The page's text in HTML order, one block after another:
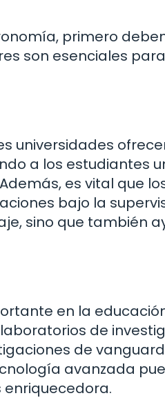
primero
son esenciales
universidades
a los estudiantes
es vital que
bajo la
sino que también
en la
de
de
avanzada